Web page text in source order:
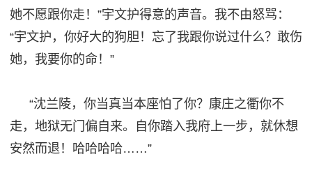
她不愿跟你走！ ”宇文护得意的声音。我不由怒骂：
“宇文护，你好大的狗胆！忘了我跟你说过什么？敢伤
她，我要你的命！”
“沈兰陵，你当真当本座怕了你？康庄之衢你不
走，地狱无门偏自来。自你踏入我府 上一步，就休想
安然而退！哈哈哈哈……”